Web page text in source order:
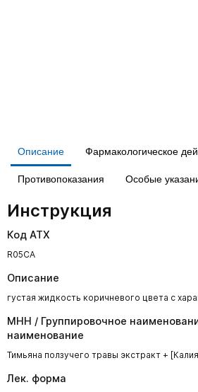
Описание Фармакологическое
Противопоказания Особые
Инструкция
Код АТХ
R05CA
Описание
густая жидкость коричневого цвета с
МНН / Группировочное
наименование
Тимьяна ползучего травы экстракт +
Лек. форма